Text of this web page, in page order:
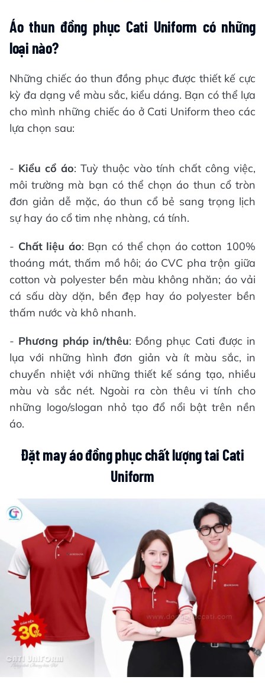
Áo thun đồng phục Cati Uniform có những
loại nào?
Những chiếc áo thun đồng phục được thiết kế cực
kỳ đa dạng về màu sắc, kiểu dáng. Bạn có thể lựa
cho mình những chiếc áo ở Cati Uniform theo các
lựa chọn sau:
- Kiểu cổ áo: Tuỳ thuộc vào tính chất công việc,
môi trường mà bạn có thể chọn áo thun cổ tròn
đơn giản dễ mặc, áo thun cổ bẻ sang trọng lịch
sự hay áo cổ tim nhẹ nhàng, cá tính.
- Chất liệu áo: Bạn có thể chọn áo cotton 100%
thoáng mát, thấm mồ hôi; áo CVC pha trộn giữa
cotton và polyester bền màu không nhăn; áo vải
cá sấu dày dặn, bền đẹp hay áo polyester bền
thấm nước và khô nhanh.
- Phương pháp in/thêu: Đồng phục Cati được in
lụa với những hình đơn giản và ít màu sắc, in
chuyển nhiệt với những thiết kế sáng tạo, nhiều
màu và sắc nét. Ngoài ra còn thêu vi tính cho
những logo/slogan nhỏ tạo đổ nổi bật trên nền
áo.
Đặt may áo đồng phục chất lượng tai Cati
Uniform